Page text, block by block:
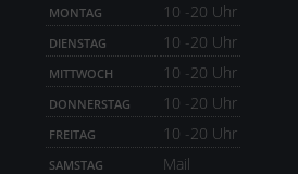
MONTAG 10 -20 Uhr
DIENSTAG 10 -20 Uhr
MITTWOCH 10 -20 Uhr
DONNERSTAG 10 -20 Uhr
FREITAG 10 -20 Uhr
SAMSTAG Mail